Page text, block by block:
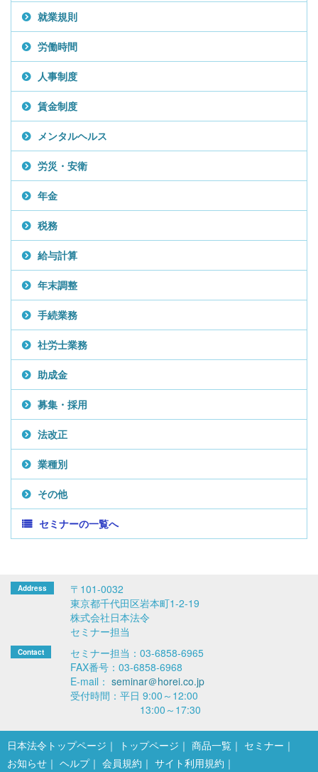
就業規則
労働時間
人事制度
賃金制度
メンタルヘルス
労災・安衛
年金
税務
給与計算
年末調整
手続業務
社労士業務
助成金
募集・採用
法改正
業種別
その他
セミナーの一覧へ
〒101-0032
東京都千代田区岩本町1-2-19
株式会社日本法令
セミナー担当
セミナー担当：03-6858-6965
FAX番号：03-6858-6968
E-mail： seminar＠horei.co.jp
受付時間：平日 9:00～12:00
13:00～17:30
日本法令トップページ トップページ 商品一覧
セミナー
お知らせ
ヘルプ 会員規約 サイト利用規約